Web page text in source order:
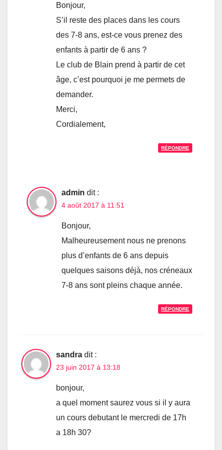
Bonjour,
S’il reste des places dans les cours
des 7-8 ans, est-ce vous prenez des
enfants à partir de 6 ans ?
Le club de Blain prend à partir de cet
âge, c’est pourquoi je me permets de
demander.
Merci,
Cordialement,
RÉPONDRE
admin dit :
4 août 2017 à 11:51
Bonjour,
Malheureusement nous ne prenons
plus d’enfants de 6 ans depuis
quelques saisons déjà, nos créneaux
7-8 ans sont pleins chaque année.
RÉPONDRE
sandra dit :
23 juin 2017 à 13:18
bonjour,
a quel moment saurez vous si il y aura
un cours debutant le mercredi de 17h
a 18h 30?